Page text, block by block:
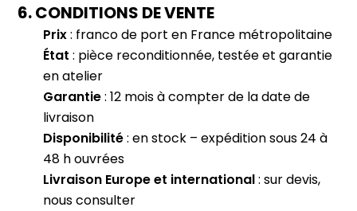
6. CONDITIONS DE VENTE
Prix: franco de port en France métropolitaine
État: pièce reconditionnée, testée et garantie
en atelier
Garantie: 12 mois à compter de la date de
livraison
Disponibilité: en stock – expédition sous 24 à
48 h ouvrées
Livraison Europe et international: sur devis,
nous consulter